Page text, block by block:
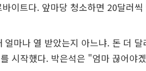
이트다. 앞마당 청소하면 20달러
마나 열 받았는지 아느냐. 돈 더
시작했다. 박은석은 "엄마 끊어야